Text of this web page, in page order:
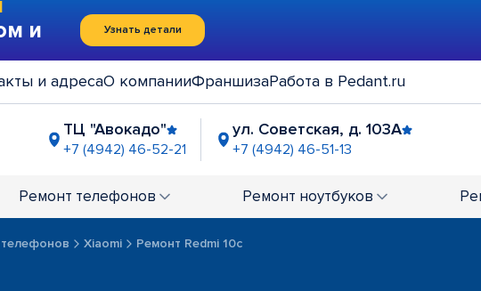
и
Узнать детали
и адресаО компанииФраншизаРабота в Pedant.ru
ТЦ "Авокадо"
+7 (4942) 46-52-21
ул. Советская, д. 103А
+7 (4942) 46-51-13
Ремонт телефонов Ремонт ноутбуков
Xiaomi Ремонт Redmi 10c